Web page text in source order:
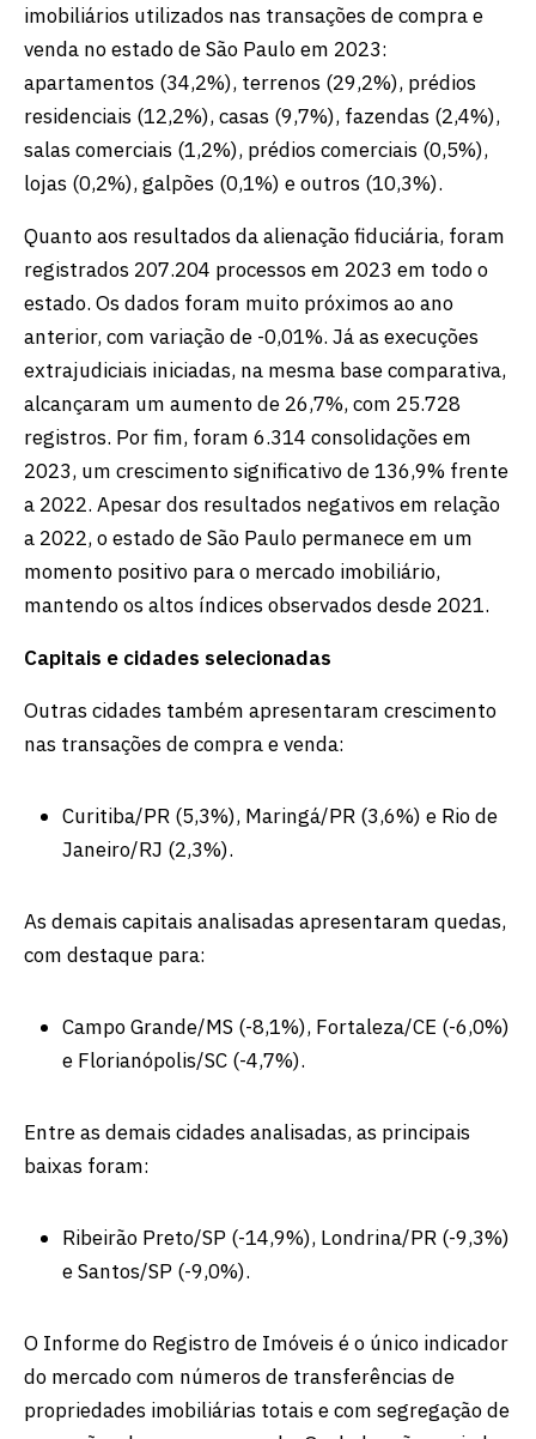
imobiliários utilizados nas transações de compra e
venda no estado de São Paulo em 2023:
apartamentos (34,2%), terrenos (29,2%), prédios
residenciais (12,2%), casas (9,7%), fazendas (2,4%),
salas comerciais (1,2%), prédios comerciais (0,5%),
lojas (0,2%), galpões (0,1%) e outros (10,3%).
Quanto aos resultados da alienação fiduciária, foram
registrados 207.204 processos em 2023 em todo o
estado. Os dados foram muito próximos ao ano
anterior, com variação de -0,01%. Já as execuções
extrajudiciais iniciadas, na mesma base comparativa,
alcançaram um aumento de 26,7%, com 25.728
registros. Por fim, foram 6.314 consolidações em
2023, um crescimento significativo de 136,9% frente
a 2022. Apesar dos resultados negativos em relação
a 2022, o estado de São Paulo permanece em um
momento positivo para o mercado imobiliário,
mantendo os altos índices observados desde 2021.
Capitais e cidades selecionadas
Outras cidades também apresentaram crescimento
nas transações de compra e venda:
Curitiba/PR (5,3%), Maringá/PR (3,6%) e Rio de
Janeiro/RJ (2,3%).
As demais capitais analisadas apresentaram quedas,
com destaque para:
Campo Grande/MS (-8,1%), Fortaleza/CE (-6,0%)
e Florianópolis/SC (-4,7%).
Entre as demais cidades analisadas, as principais
baixas foram:
Ribeirão Preto/SP (-14,9%), Londrina/PR (-9,3%)
e Santos/SP (-9,0%).
O Informe do Registro de Imóveis é o único indicador
do mercado com números de transferências de
propriedades imobiliárias totais e com segregação de